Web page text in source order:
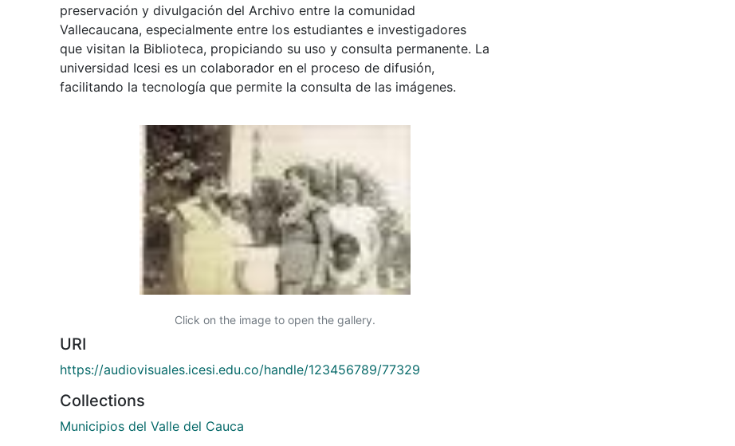
preservación y divulgación del Archivo entre la comunidad
Vallecaucana, especialmente entre los estudiantes e investigadores
que visitan la Biblioteca, propiciando su uso y consulta permanente. La
universidad Icesi es un colaborador en el proceso de difusión,
facilitando la tecnología que permite la consulta de las imágenes.
Click on the image to open the gallery.
URI
https://audiovisuales.icesi.edu.co/handle/123456789/77329
Collections
Municipios del Valle del Cauca